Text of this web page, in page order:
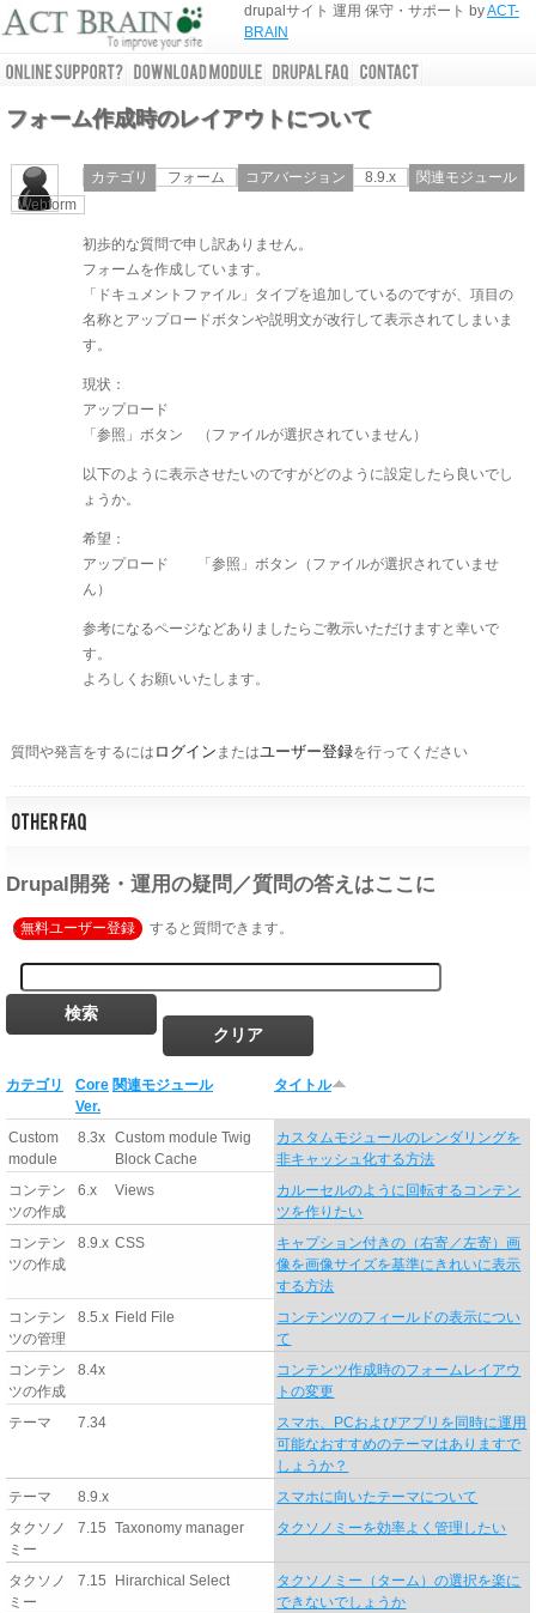
drupalサイト 運用 保守・サポート byACT-
BRAIN
フォーム作成時のレイアウトについて
カテゴリ フォーム コアバージョン 8.9.x
関連モジュール
Webform
初歩的な質問で申し訳ありません。
フォームを作成しています。
「ドキュメントファイル」タイプを追加しているのですが、項目の
名称とアップロードボタンや説明文が改行して表示されてしまいま
す。
現状：
アップロード
「参照」ボタン （ファイルが選択されていません）
以下のように表示させたいのですがどのように設定したら良いでし
ょうか。
希望：
アップロード 「参照」ボタン（ファイルが選択されていませ
ん）
参考になるページなどありましたらご教示いただけますと幸いで
す。
よろしくお願いいたします。
質問や発言をするには ログイン またはユーザー登録を行ってください
Drupal開発・運用の疑問／質問の答えはここに
無料ユーザー登録 すると質問できます。
カテゴリ
Core
Ver.
関連モジュール タイトル
Custom
module
8.3x Custom module Twig
Block Cache
カスタムモジュールのレンダリングを
非キャッシュ化する方法
コンテン
ツの作成
6.x Views
カルーセルのように回転するコンテン
ツを作りたい
コンテン
ツの作成
8.9.x CSS
キャプション付きの（右寄／左寄）画
像を画像サイズを基準にきれいに表示
する方法
コンテン
ツの管理
8.5.x Field File
コンテンツのフィールドの表示につい
て
コンテン
ツの作成
8.4x
コンテンツ作成時のフォームレイアウ
トの変更
テーマ
7.34
スマホ、PCおよびアプリを同時に運用
可能なおすすめのテーマはありますで
しょうか？
テーマ
8.9.x
スマホに向いたテーマについて
タクソノ
ミー
7.15 Taxonomy manager タクソノミーを効率よく管理したい
タクソノ
ミー
7.15 Hirarchical Select
タクソノミー（ターム）の選択を楽に
できないでしょうか